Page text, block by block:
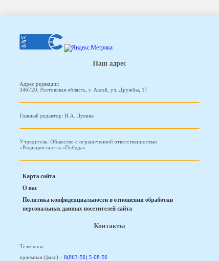
Наш адрес
Адрес редакции:
346720, Ростовская область, г. Аксай, ул. Дружбы, 17
Главный редактор: Н.А. Лукина
Учредитель: Общество с ограниченной ответственностью
«Редакция газеты «Победа»
Карта сайта
О нас
Политика конфиденциальности в отношении обработки
персональных данных посетителей сайта
Контакты
Телефоны:
приемная (факс) – 8(863-50) 5-08-50